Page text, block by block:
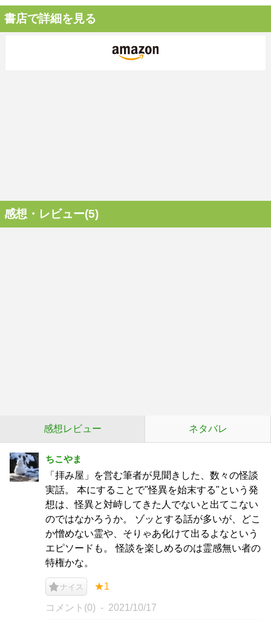
書店で詳細を見る
感想・レビュー(5)
感想レビュー ネタバレ
ちこやま
「拝み屋」を営む筆者が見聞きした、数々の怪談
実話。 本にすることで"怪異を始末する"という発
想は、怪異と対峙してきた人でないと出てこない
のではなかろうか。 ゾッとする話が多いが、どこ
か憎めない霊や、そりゃあ化けて出るよなという
エピソードも。 怪談を楽しめるのは霊感無い者の
特権かな。
ナイス ★1
コメント(0) 2021/10/17